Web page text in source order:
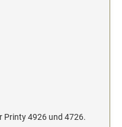
Printy 4926 und 4726.